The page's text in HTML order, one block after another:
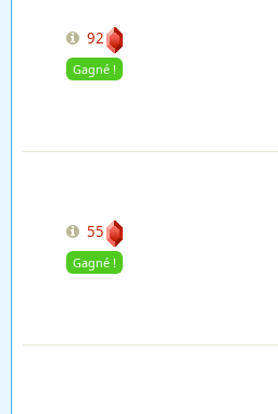
92
Gagné !
55
Gagné !